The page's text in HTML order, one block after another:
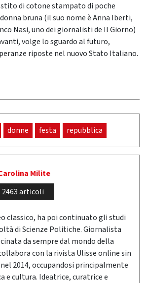
di cotone stampato di poche
bruna (il suo nome è Anna Iberti,
Nasi, uno dei giornalisti de Il Giorno)
volge lo sguardo al futuro,
riposte nel nuovo Stato Italiano.
donne festa repubblica
Milite
2463 articoli
classico, ha poi continuato gli studi
di Scienze Politiche. Giornalista
da sempre dal mondo della
con la rivista Ulisse online sin
2014, occupandosi principalmente
e cultura. Ideatrice, curatrice e